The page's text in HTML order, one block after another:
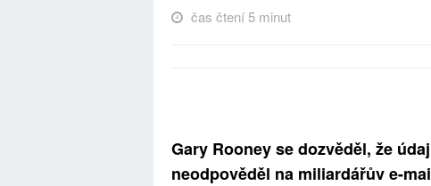
čas čtení 5 minut
Gary Rooney se dozvěděl, že
neodpověděl na miliardářův e-